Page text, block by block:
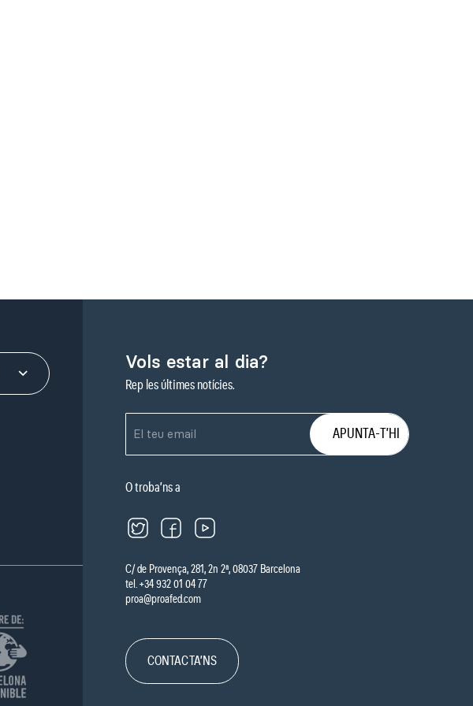
Vols estar al dia?
Rep les últimes notícies.
O troba’ns a
C/ de Provença, 281, 2n 2ª, 08037 Barcelona
tel. +34 932 01 04 77
proa@proafed.com
CONTACTA’NS